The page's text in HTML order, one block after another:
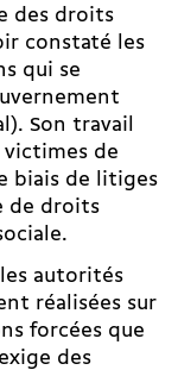
des droits
constaté les
qui se
Son travail
victimes de
biais de litiges
de droits
autorités
réalisées sur
forcées que
des